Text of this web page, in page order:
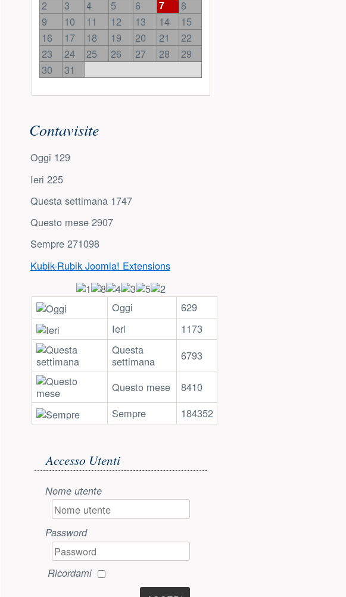
2
3 4 5 6 7
8
9
10 11 12 13 14
15
16
17 18 19 20 21
22
23
24 25 26 27 28
29
30
31
Contavisite
Oggi 129
Ieri 225
Questa settimana 1747
Questo mese 2907
Sempre 271098
Kubik-Rubik Joomla! Extensions
Oggi
629
Ieri
1173
Questa
settimana
6793
Questo mese
8410
Sempre
184352
Accesso utente
Accesso Utenti
Nome utente
Password
Ricordami